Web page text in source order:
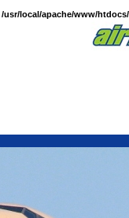
/usr/local/apache/www/